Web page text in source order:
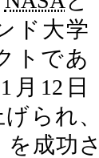
ド大学
トであ
月12日
げられ
成功